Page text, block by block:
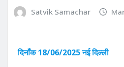
Satvik Samachar
दिनाँक 18/06/2025 नई दिल्ली